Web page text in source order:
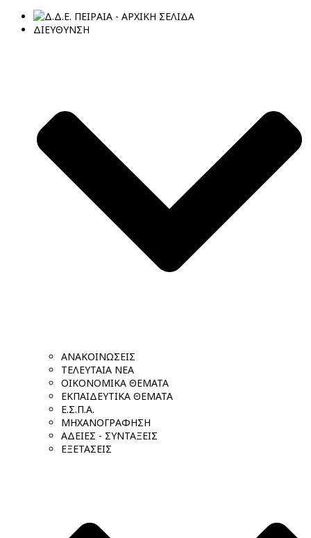
ΔΙΕΥΘΥΝΣΗ
ΑΝΑΚΟΙΝΩΣΕΙΣ
ΤΕΛΕΥΤΑΙΑ ΝΕΑ
ΟΙΚΟΝΟΜΙΚΑ ΘΕΜΑΤΑ
ΕΚΠΑΙΔΕΥΤΙΚΑ ΘΕΜΑΤΑ
Ε.Σ.Π.Α.
ΜΗΧΑΝΟΓΡΑΦΗΣΗ
ΑΔΕΙΕΣ - ΣΥΝΤΑΞΕΙΣ
ΕΞΕΤΑΣΕΙΣ